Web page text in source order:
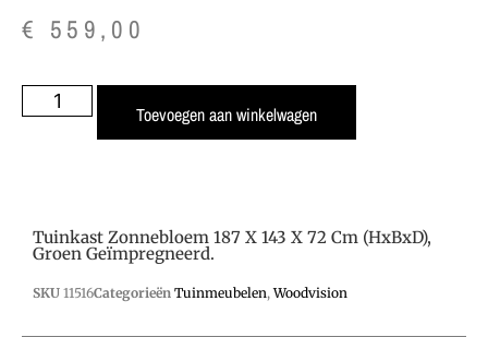
€ 559,00
Toevoegen aan winkelwagen
Tuinkast Zonnebloem 187 X 143 X 72 Cm (HxBxD),
Groen Geïmpregneerd.
SKU 11516Categorieën Tuinmeubelen,Woodvision